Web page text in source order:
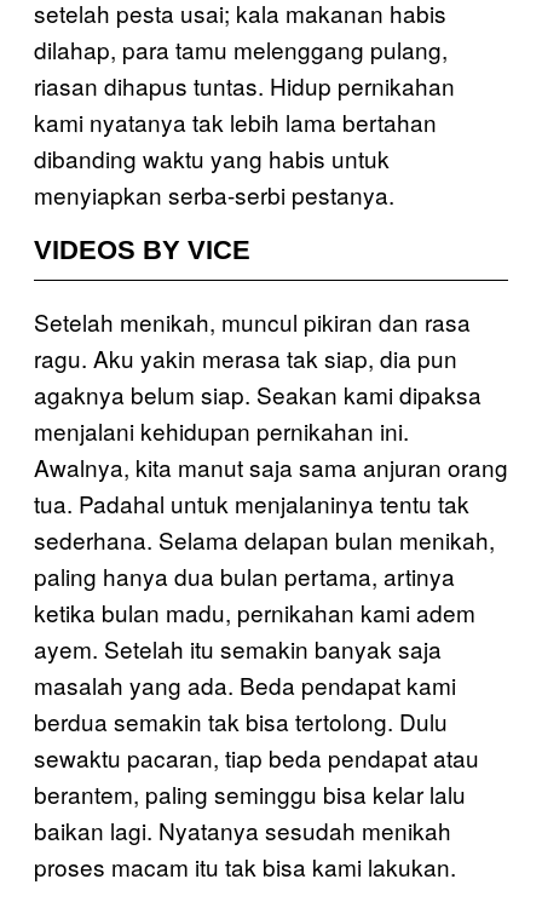
setelah pesta usai; kala makanan habis
dilahap, para tamu melenggang pulang,
riasan dihapus tuntas. Hidup pernikahan
kami nyatanya tak lebih lama bertahan
dibanding waktu yang habis untuk
menyiapkan serba-serbi pestanya.
VIDEOS BY VICE
Setelah menikah, muncul pikiran dan rasa
ragu. Aku yakin merasa tak siap, dia pun
agaknya belum siap. Seakan kami dipaksa
menjalani kehidupan pernikahan ini.
Awalnya, kita manut saja sama anjuran orang
tua. Padahal untuk menjalaninya tentu tak
sederhana. Selama delapan bulan menikah,
paling hanya dua bulan pertama, artinya
ketika bulan madu, pernikahan kami adem
ayem. Setelah itu semakin banyak saja
masalah yang ada. Beda pendapat kami
berdua semakin tak bisa tertolong. Dulu
sewaktu pacaran, tiap beda pendapat atau
berantem, paling seminggu bisa kelar lalu
baikan lagi. Nyatanya sesudah menikah
proses macam itu tak bisa kami lakukan.